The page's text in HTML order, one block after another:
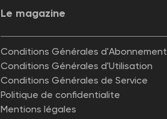
Le magazine
Conditions Générales d'Abonnement
Conditions Générales d'Utilisation
Conditions Générales de Service
Politique de confidentialite
Mentions légales